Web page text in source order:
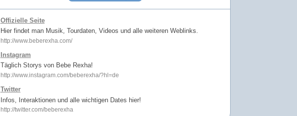
Offizielle Seite
Hier findet man Musik, Tourdaten, Videos und alle weiteren Weblinks.
http://www.beberexha.com/
Instagram
Täglich Storys von Bebe Rexha!
http://www.instagram.com/beberexha/?hl=de
Twitter
Infos, Interaktionen und alle wichtigen Dates hier!
http://twitter.com/beberexha